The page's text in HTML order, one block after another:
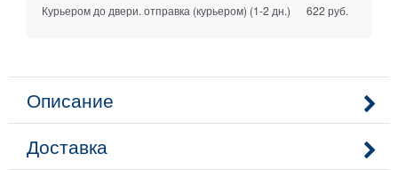
Курьером до двери. отправка (курьером) (1-2 дн.) 622 руб.
Описание
Доставка